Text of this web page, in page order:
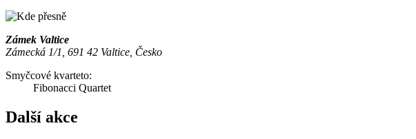
Zámek Valtice
Zámecká 1/1, 691 42 Valtice, Česko
Smyčcové kvarteto:
Fibonacci Quartet
Další akce